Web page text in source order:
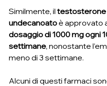
Similmente, il testosterone
undecanoato è approvato
dosaggio di 1000 mg ogni
settimane, nonostante
meno di 3 settimane.
Alcuni di questi farmaci